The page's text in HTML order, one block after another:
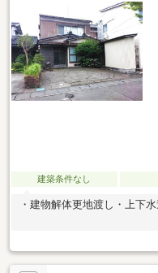
建築条件なし
・建物解体更地渡し・上下